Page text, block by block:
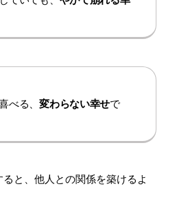
べる、変わらない幸せで
と、他人との関係を築けるよ